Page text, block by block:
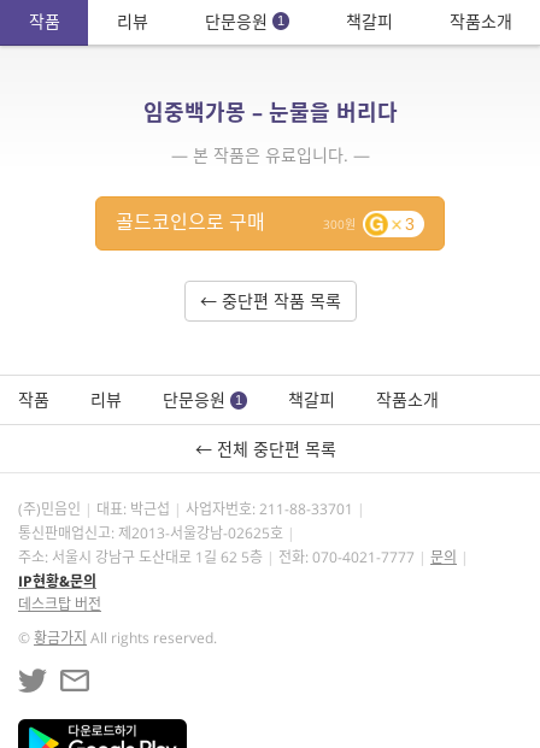
작품 리뷰 단문응원 1 책갈피 작품소개
임중백가몽 – 눈물을 버리다
— 본 작품은 유료입니다. —
300 3
골드코인으로 구매
← 중단편 작품 목록
작품 리뷰 단문응원 1 책갈피 작품소개
← 전체 중단편 목록
(주)민음인 대표: 박근섭 사업자번호: 211-88-33701
통신판매업신고: 제2013-서울강남-02625호
주소: 서울시 강남구 도산대로 1길 62 5층
전화: 070-4021-7777
문의
IP현황&문의
데스크탑 버전
©황금가지 All rights reserved.